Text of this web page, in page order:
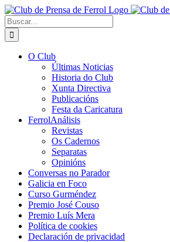
Saltar
al
contenido
Buscar:
O Club
Últimas Noticias
Historia do Club
Xunta Directiva
Publicacións
Festa da Caricatura
FerrolAnálisis
Revistas
Os Cadernos
Separatas
Opinións
Conversas no Parador
Galicia en Foco
Curso Gurméndez
Premio José Couso
Premio Luís Mera
Política de cookies
Declaración de privacidad